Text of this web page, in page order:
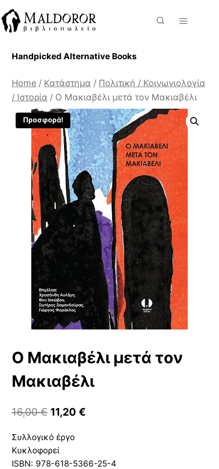
to
content
Handpicked Alternative Books
Home / Κατάστημα / Πολιτική / Κοινωνιολογία
/ Ιστορία / Ο Μακιαβέλι μετά τον Μακιαβέλι
Προσφορά!
Ο Μακιαβέλι μετά τον
Μακιαβέλι
16,00€ Original
was:
16,00 €.
11,20 €
είναι:
Συλλογικό έργο
Κυκλοφορεί
ISBN: 978-618-5366-25-4